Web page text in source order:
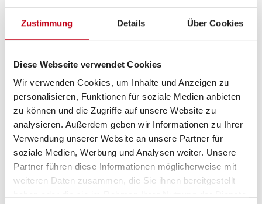
Zustimmung Details Über Cookies
Diese Webseite verwendet Cookies
Wir verwenden Cookies, um Inhalte und Anzeigen zu
personalisieren, Funktionen für soziale Medien anbieten
zu können und die Zugriffe auf unsere Website zu
analysieren. Außerdem geben wir Informationen zu Ihrer
Verwendung unserer Website an unsere Partner für
soziale Medien, Werbung und Analysen weiter. Unsere
Partner führen diese Informationen möglicherweise mit
weiteren Daten zusammen, die Sie ihnen bereitgestellt
Was wir bieten
Eine abwechslungsreiche Tätigkeit in einem
sympathischen Team
Ein familiäres, offenes Arbeitsklima
Geregelte Arbeitszeiten
Einen unbefristeten, sicheren Arbeitsplatz in
einer wachsenden Branche